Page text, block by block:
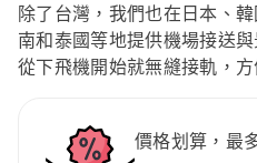
除了台灣，我們也在日本、
南和泰國等地提供機場接送
從下飛機開始就無縫接軌，方
價格划算，最